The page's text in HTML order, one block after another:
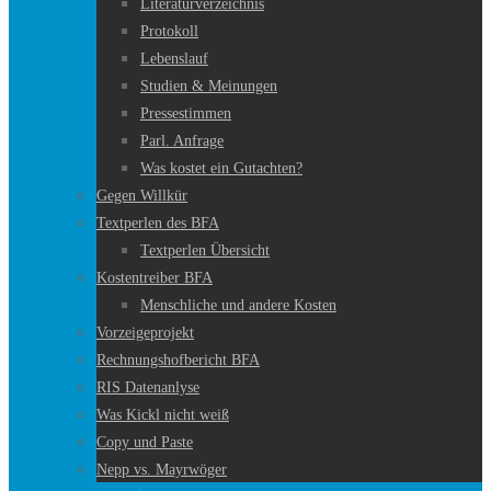
Literaturverzeichnis
Protokoll
Lebenslauf
Studien & Meinungen
Pressestimmen
Parl. Anfrage
Was kostet ein Gutachten?
Gegen Willkür
Textperlen des BFA
Textperlen Übersicht
Kostentreiber BFA
Menschliche und andere Kosten
Vorzeigeprojekt
Rechnungshofbericht BFA
RIS Datenanlyse
Was Kickl nicht weiß
Copy und Paste
Nepp vs. Mayrwöger